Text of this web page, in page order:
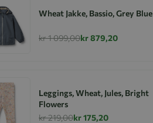
Wheat Jakke, Bassio, Grey Blue
kr 1 099,00kr 879,20
Leggings, Wheat, Jules, Bright
Flowers
kr 219,00kr 175,20